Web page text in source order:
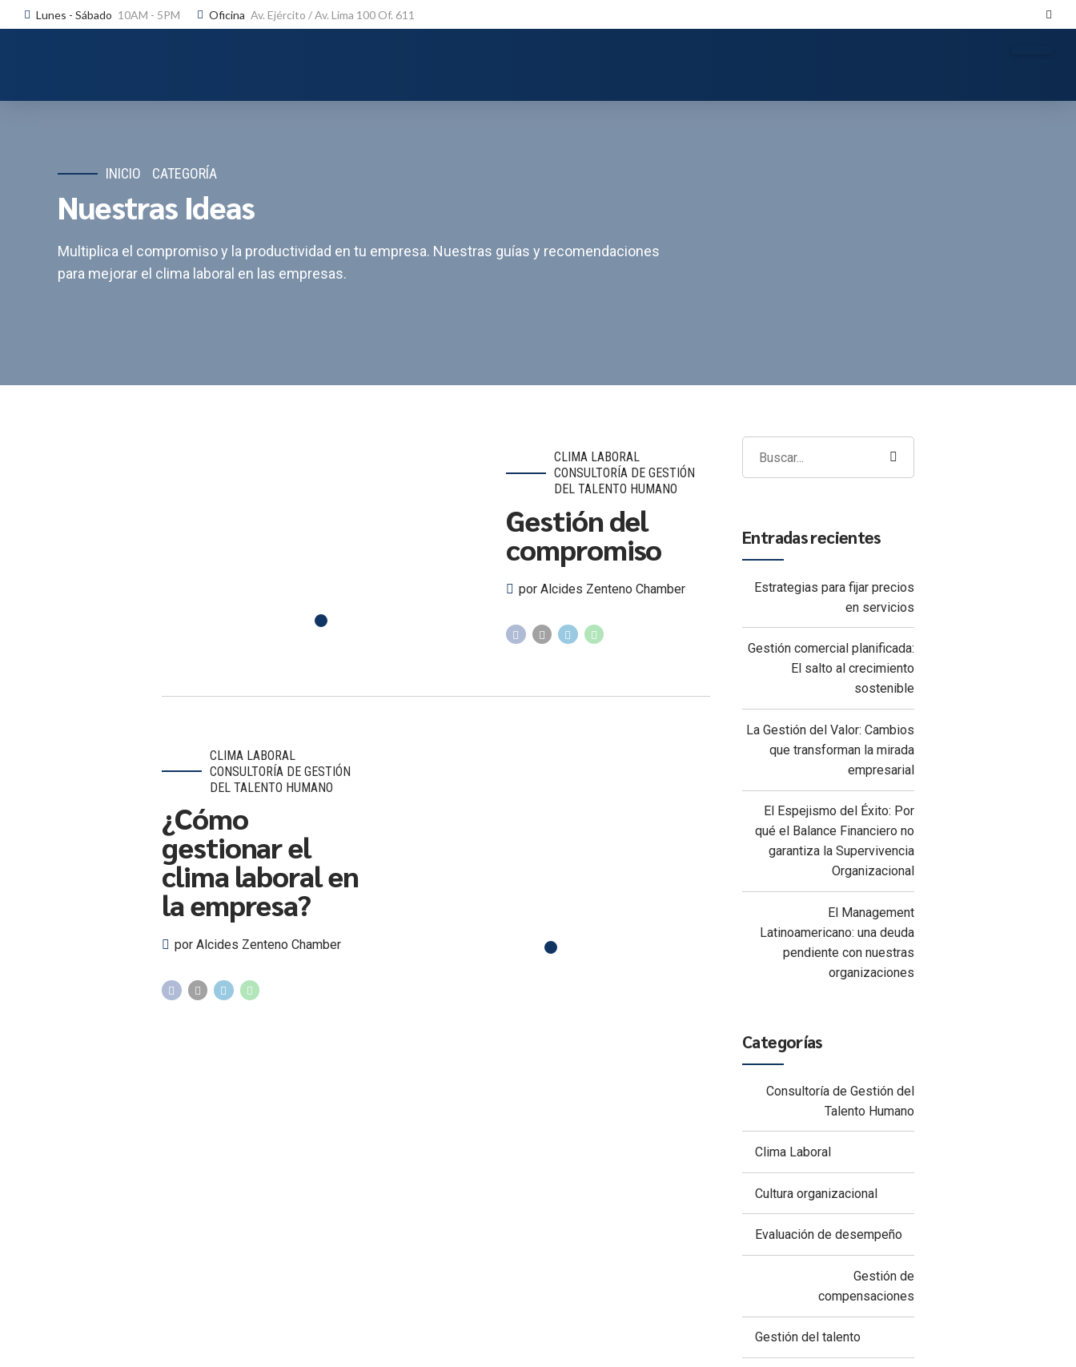
Lunes - Sábado 10AM - 5PM Oficina Av. Ejército / Av. Lima 100 Of. 611
INICIO CATEGORÍA
Nuestras Ideas
Multiplica el compromiso y la productividad en tu empresa. Nuestras guías y recomendaciones
para mejorar el clima laboral en las empresas.
CLIMA LABORAL
CONSULTORÍA DE GESTIÓN
DEL TALENTO HUMANO
Gestión del
compromiso
por Alcides Zenteno Chamber
CLIMA LABORAL
CONSULTORÍA DE GESTIÓN
DEL TALENTO HUMANO
¿Cómo
gestionar el
clima laboral en
la empresa?
por Alcides Zenteno Chamber
Entradas recientes
Estrategias para fijar precios
en servicios
Gestión comercial planificada:
El salto al crecimiento
sostenible
La Gestión del Valor: Cambios
que transforman la mirada
empresarial
El Espejismo del Éxito: Por
qué el Balance Financiero no
garantiza la Supervivencia
Organizacional
El Management
Latinoamericano: una deuda
pendiente con nuestras
organizaciones
Categorías
Consultoría de Gestión del
Talento Humano
Clima Laboral
Cultura organizacional
Evaluación de desempeño
Gestión de
compensaciones
Gestión del talento